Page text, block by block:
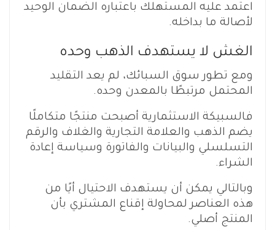
اعتمد عليه المستهلك باعتباره الضمان الوحيد
لأصالة ما بداخله.
الغش لا يستهدف الذهب وحده
ومع تطور سوق السبائك، لم يعد التقليد
المحتمل مرتبطًا بالمعدن وحده.
فالسبيكة الاستثمارية أصبحت منتجًا متكاملًا
يضم الذهب والعلامة التجارية والغلاف والرقم
التسلسلي والبيانات والفاتورة وسياسة إعادة
الشراء.
وبالتالي يمكن أن يستهدف الاحتيال أيًا من
هذه العناصر لمحاولة إقناع المشتري بأن
المنتج أصلي.